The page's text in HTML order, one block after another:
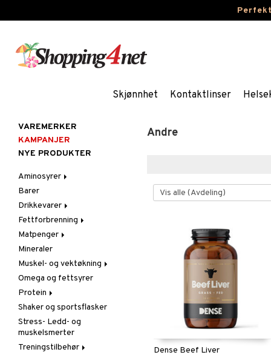
Skjønnhet Kontaktlinser
Andre
Dense Beef Liver
VAREMERKER
KAMPANJER
NYE PRODUKTER
Aminosyrer
Kapsler og tabletter
Pulver og drikke
Barer
Drikkevarer
Sportsdrikker
Fettforbrenning
Kapsler og tabletter
Matpenger
Pulver og drikke
Mineraler
Muskel- og vektøkning
Aminosyrer
Andre
Gainer
Kreatin
Omega og fettsyrer
Protein
Blandet protein
Soya og egg protein
Whey protein
Shaker og sportsflasker
Stress- Ledd- og
muskelsmerter
Treningstilbehør